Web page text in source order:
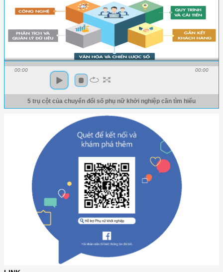
00:00 00:00
5 trụ cột của chuyển đổi số phụ nữ khởi nghiệp cần tìm hiểu